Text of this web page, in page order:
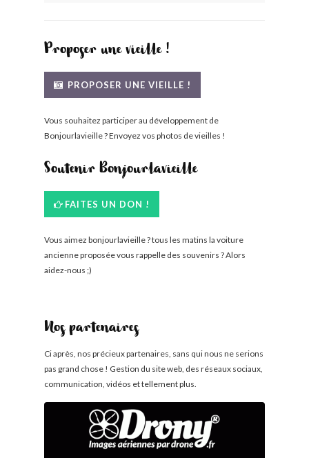
COMMENT FONCTIONNE BLV ?
Proposer une vieille !
PROPOSER UNE VIEILLE !
Vous souhaitez participer au développement de
Bonjourlavieille ? Envoyez vos photos de vieilles !
Soutenir Bonjourlavieille
FAITES UN DON !
Vous aimez bonjourlavieille ? tous les matins la voiture
ancienne proposée vous rappelle des souvenirs ? Alors
aidez-nous ;)
Nos partenaires
Ci après, nos précieux partenaires, sans qui nous ne serions
pas grand chose ! Gestion du site web, des réseaux sociaux,
communication, vidéos et tellement plus.